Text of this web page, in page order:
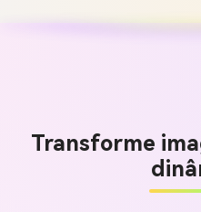
Transforme